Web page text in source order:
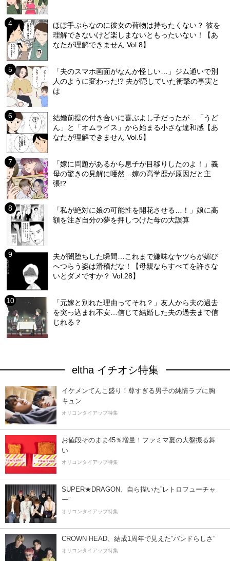
ほぼ手ぶらなのに彼女の荷物は持ちたくない？ 彼を
理解できないけど楽しまないともったいない！【あ
なたが理解できません Vol.8】
「夫のスマホ画面がなんか怪しい…」ジム通いで別
人のように変わった!? 夫が隠していた衝撃の事実と
は
結婚前提の付き合いに喜ぶよし子だったが…「うど
ん」と「オムライス」から始まる小さな違和感【あ
なたが理解できません Vol.5】
「嫁に問題があるから息子が目移りしたのよ！」義
母の驚きの見解に唖然…嫁の高学歴が原因だと主
張!?
「私が絶対に娘の可能性を開花させる…！」娘に高
額を注ぎ自分の夢を押しつけた母の大誤算
夫が闇堕ちした瞬間…これまで嫌味なヤツらが媚び
へつらう姿は滑稽だな！【母親ならすべてを許さな
いとダメですか？ Vol.28】
「元嫁と別れた理由ってそれ？」友人から夫の過去
を突っ込まれ不安…信じて結婚した夫の過去まで信
じれる？
eltha イチオシ特集
イケメンてんこ盛り！尊すぎる男子の純情ラブに胸
キュン
オリコンタイアップ特集
お値段そのまま45％増量！ファミマ夏の大盤振る舞
い
オリコンタイアップ特集
SUPER★DRAGON、自ら描いた”レトロフューチャ
ー”
オリコンタイアップ特集
CROWN HEAD、結成1周年で見えた”バンドらしさ”
オリコンタイアップ特集